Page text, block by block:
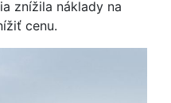
znížila náklady na
cenu.